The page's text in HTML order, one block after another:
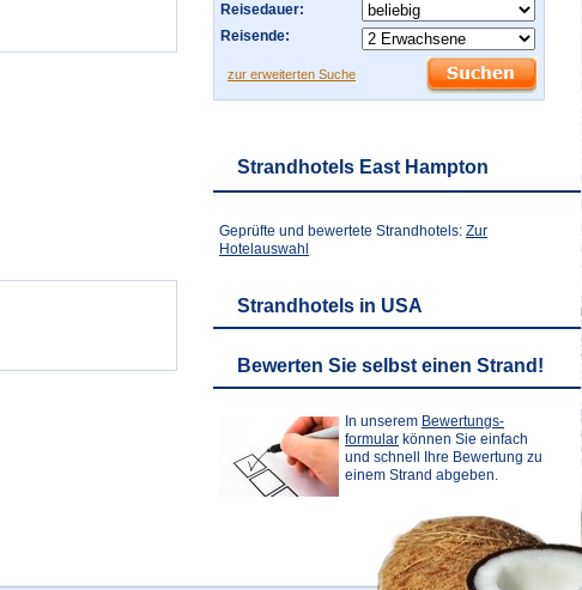
Reisedauer:
Reisende:
zur erweiterten Suche
Strandhotels East Hampton
Geprüfte und bewertete Strandhotels: Zur
Hotelauswahl
Strandhotels in USA
Bewerten Sie selbst einen Strand!
In unserem Bewertungs-
formular können Sie einfach
und schnell Ihre Bewertung zu
einem Strand abgeben.